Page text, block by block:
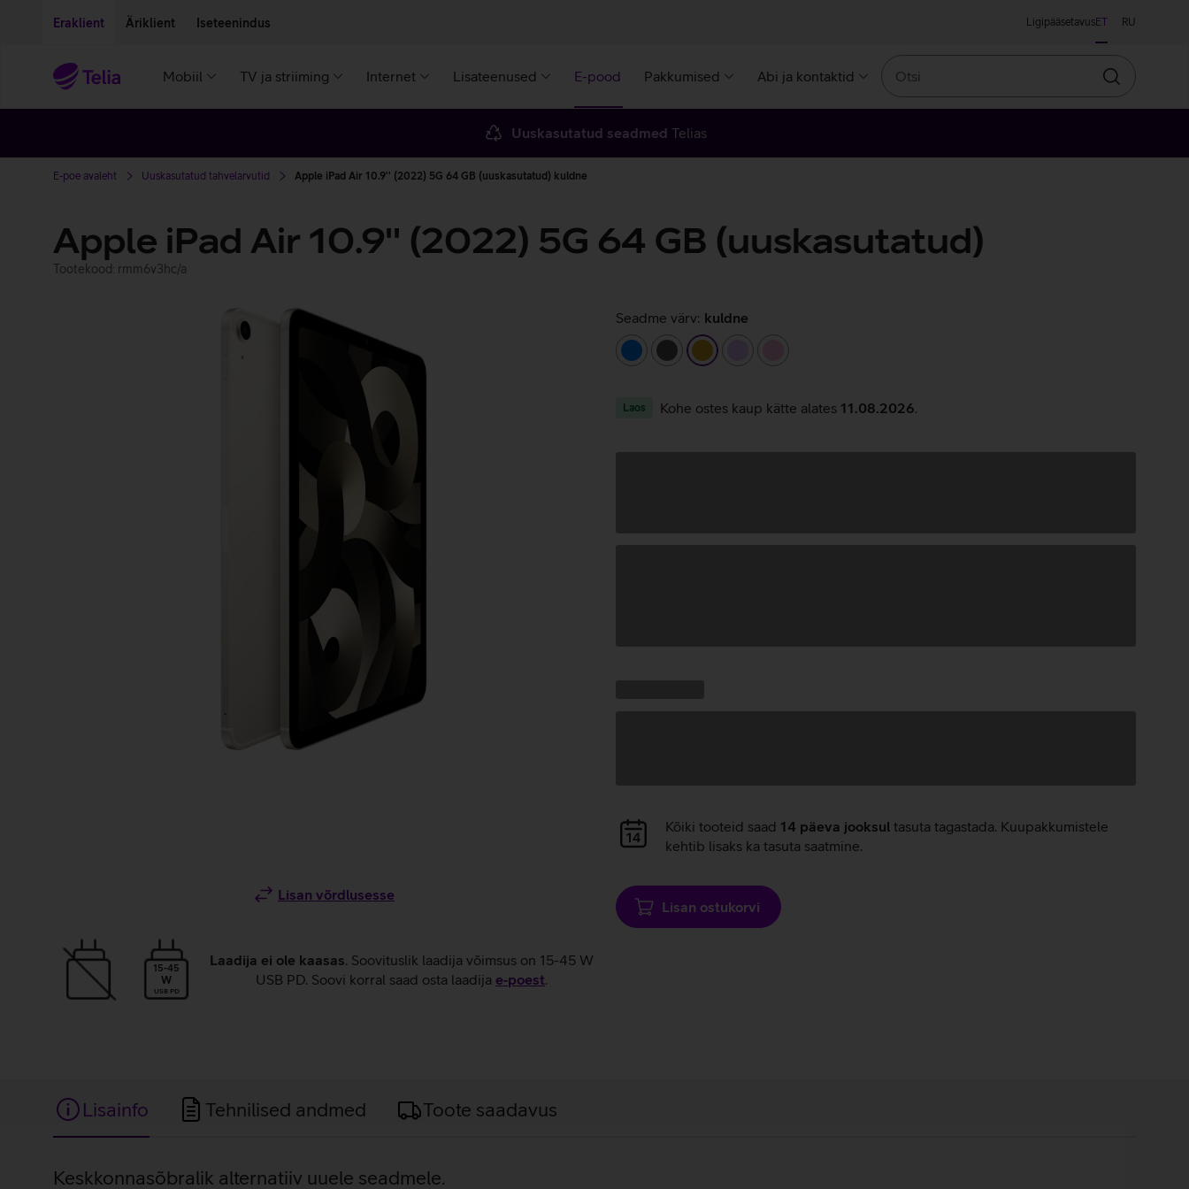
Eraklient Äriklient Iseteenindus LigipääsetavusET RU
Mobiil TV ja striiming Internet Lisateenused E-pood Pakkumised Abi ja kontaktid
Otsin
Uuskasutatud seadmed Telias
E-poe avaleht Uuskasutatud tahvelarvutid Apple iPad Air 10.9'' (2022) 5G 64 GB (uuskasutatud) kuldne
Apple iPad Air 10.9'' (2022) 5G 64 GB (uuskasutatud)
Tootekood: rmm6v3hc/a
Lisan võrdlusesse
15-45
W
USB PD
Laadija ei ole kaasas. Soovituslik laadija võimsus on 15-45 W
USB PD. Soovi korral saad osta laadija e‑poest.
Seadme värv: kuldne
sinine
tumehallkuldne
Laos Kohe ostes kaup kätte alates 11.08.2026
Andmete
laadimine
Kõiki tooteid saad 14 päeva jooksul tasuta tagastada. Kuupakkumistele
kehtib lisaks ka tasuta saatmine.
Lisan ostukorvi
Lisainfo Tehnilised andmed Toote saadavus
Keskkonnasõbralik alternatiiv uuele seadmele.